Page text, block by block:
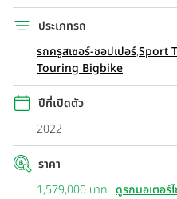
ประเภทรถ
รถครูสเซอร์-ชอปเปอร์,Sport
Touring Bigbike
ปีที่เปิดตัว
2022
ราคา
1,579,000 บาท ดูรถมอเตอร์